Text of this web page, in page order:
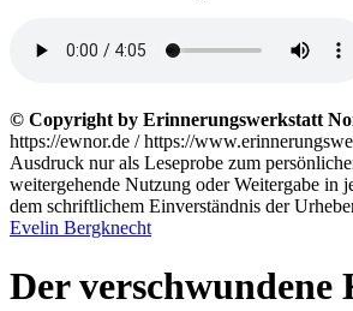
© Copyright by Erinnerungswerkstatt
https://ewnor.de / https://
Ausdruck nur als Leseprobe zum
weitergehende Nutzung oder Weitergabe in
dem schriftlichem Einverständnis der
Evelin Bergknecht
Der verschwundene